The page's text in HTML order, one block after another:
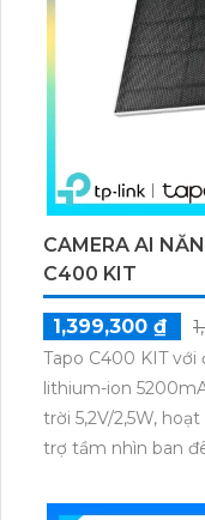
CAMERA AI
C400 KIT
1,399,300 ₫
Tapo C400 KIT với
lithium-ion
trời 5,2V/2,5W,
trợ tầm nhìn ban
dữ liệu qua thẻ